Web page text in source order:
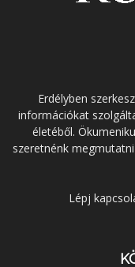
Erdélyben
információkat
életéből.
szeretnénk
Lépj